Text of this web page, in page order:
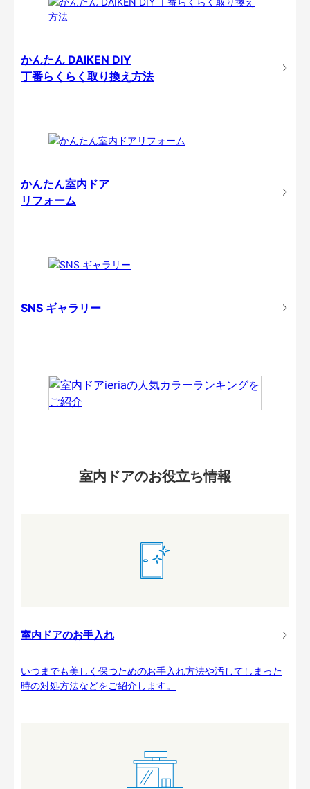
かんたん DAIKEN DIY
丁番らくらく取り換え方法
かんたん室内ドア
リフォーム
SNS ギャラリー
室内ドアのお役立ち情報
室内ドアのお手入れ
いつまでも美しく保つためのお手入れ方法や汚してしまった
時の対処方法などをご紹介します。